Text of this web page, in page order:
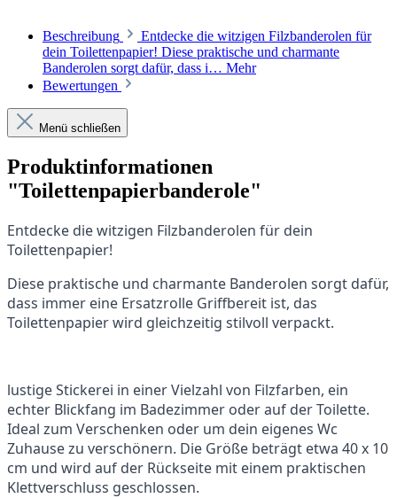
Beschreibung
Entdecke die witzigen Filzbanderolen für
dein Toilettenpapier! Diese praktische und charmante
Banderolen sorgt dafür, dass i… Mehr
Bewertungen
Menü schließen
Produktinformationen
"Toilettenpapierbanderole"
Entdecke die witzigen Filzbanderolen für dein
Toilettenpapier!
Diese praktische und charmante Banderolen sorgt dafür,
dass immer eine Ersatzrolle Griffbereit ist, das
Toilettenpapier wird gleichzeitig stilvoll verpackt.
lustige Stickerei in einer Vielzahl von Filzfarben, ein
echter Blickfang im Badezimmer oder auf der Toilette.
Ideal zum Verschenken oder um dein eigenes Wc
Zuhause zu verschönern. Die Größe beträgt etwa 40 x 10
cm und wird auf der Rückseite mit einem praktischen
Klettverschluss geschlossen.